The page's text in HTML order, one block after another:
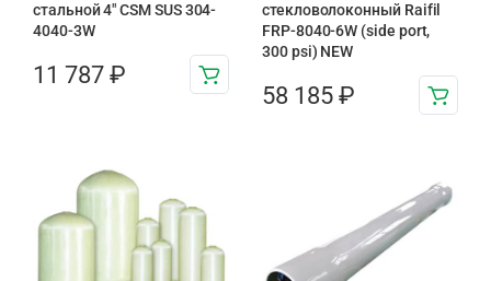
стальной 4″ CSM SUS 304-
4040-3W
11 787 ₽
стекловолоконный Raifil
FRP-8040-6W (side port,
300 psi) NEW
58 185 ₽